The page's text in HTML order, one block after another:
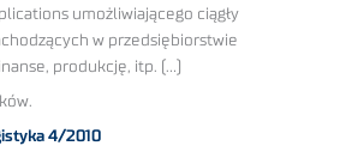
umożliwiającego ciągły
w przedsiębiorstwie
produkcję, itp. (…)
4/2010